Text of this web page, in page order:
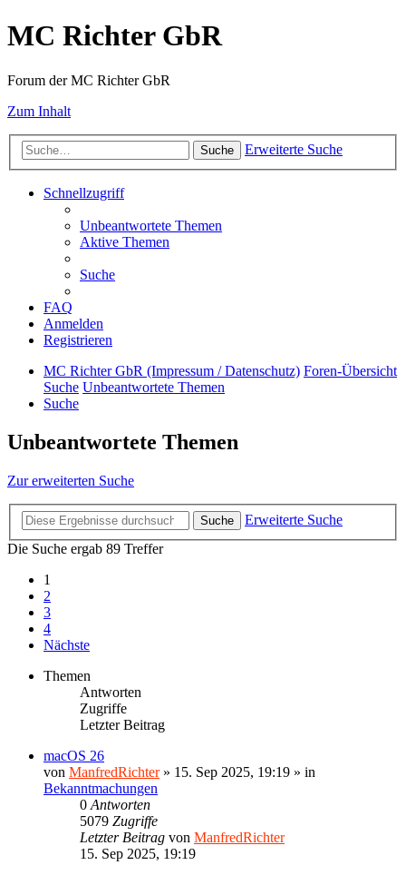
MC Richter GbR
Forum der MC Richter GbR
Zum Inhalt
Suche Erweiterte Suche
Schnellzugriff
Unbeantwortete Themen
Aktive Themen
Suche
FAQ
Anmelden
Registrieren
MC Richter GbR (Impressum / Datenschutz) Foren-Übersicht
Suche Unbeantwortete Themen
Suche
Unbeantwortete Themen
Zur erweiterten Suche
Suche
Erweiterte Suche
Die Suche ergab 89 Treffer
1
2
3
4
Nächste
Themen
Antworten
Zugriffe
Letzter Beitrag
macOS 26
von ManfredRichter» 15. Sep 2025, 19:19 » in
Bekanntmachungen
0 Antworten
5079 Zugriffe
Letzter Beitrag von ManfredRichter
15. Sep 2025, 19:19